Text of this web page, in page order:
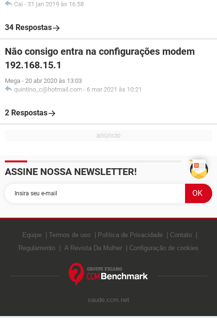
Cai - 31 jan 2019 às 16:58
34 Respostas
Não consigo entra na configurações modem
192.168.15.1
Mega - 20 abr 2020 às 13:03
quintino_c@hotmail.com - 6 mar 2021 às 10:21
2 Respostas
ASSINE NOSSA NEWSLETTER!
Equipe Termos de uso Política de Privacidade
Contato
Regulamento
A Revista Da Mulher Configuração de cookies
saude.ccm.net